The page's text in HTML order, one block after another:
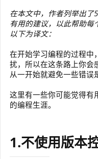
在本文中，作者列举出了
有用的建议，以此帮助每
以下为译文：
在开始学习编程的过程中
扰，所以在这条路上你会
从一开始就避免一些错误
这里有一些你可能觉得有
的编程生涯。
1.不使用版本